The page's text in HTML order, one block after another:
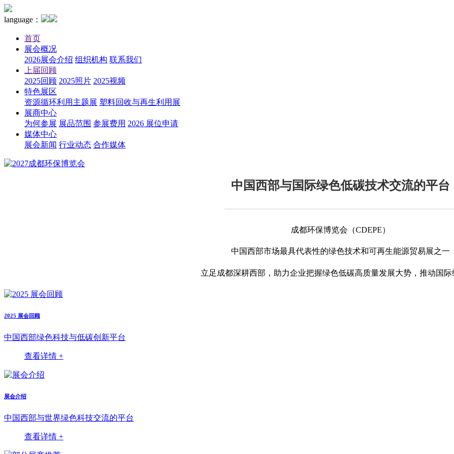
language：
首页
展会概况
2026展会介绍 组织机构 联系我们
上届回顾
2025回顾 2025照片 2025视频
特色展区
资源循环利用主题展 塑料回收与再生利用展
展商中心
为何参展 展品范围 参展费用 2026 展位申请
媒体中心
展会新闻 行业动态 合作媒体
中国西部与国际绿色低碳技术交流的平台
成都环保博览会（CDEPE）
中国西部市场最具代表性的绿色技术和可再生能源贸易展之一
立足成都深耕西部，助力企业把握绿色低碳高质量发展大势，推动国际
2025 展会回顾
中国西部绿色科技与低碳创新平台
查看详情 +
展会介绍
中国西部与世界绿色科技交流的平台
查看详情 +